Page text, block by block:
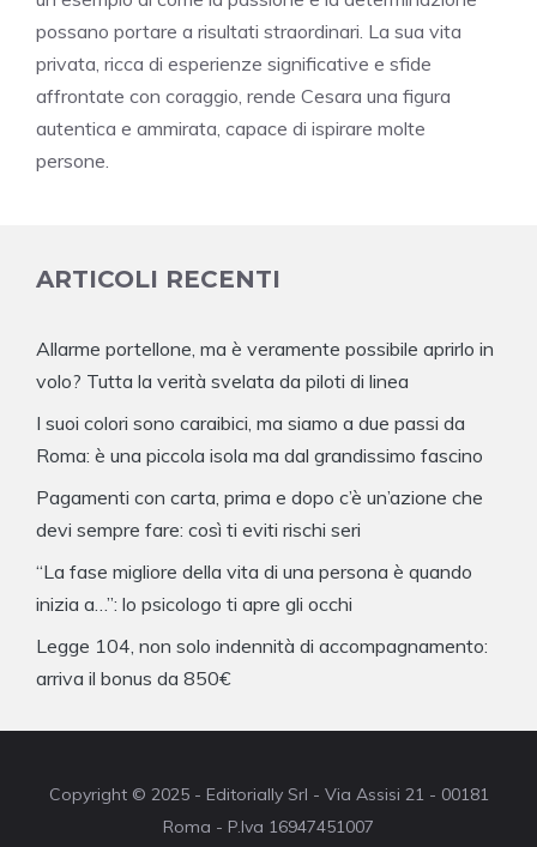
possano portare a risultati straordinari. La sua vita
privata, ricca di esperienze significative e sfide
affrontate con coraggio, rende Cesara una figura
autentica e ammirata, capace di ispirare molte
persone.
ARTICOLI RECENTI
Allarme portellone, ma è veramente possibile aprirlo in
volo? Tutta la verità svelata da piloti di linea
I suoi colori sono caraibici, ma siamo a due passi da
Roma: è una piccola isola ma dal grandissimo fascino
Pagamenti con carta, prima e dopo c’è un’azione che
devi sempre fare: così ti eviti rischi seri
“La fase migliore della vita di una persona è quando
inizia a…”: lo psicologo ti apre gli occhi
Legge 104, non solo indennità di accompagnamento:
arriva il bonus da 850€
Copyright © 2025 - Editorially Srl - Via Assisi 21 - 00181
Roma - P.Iva 16947451007